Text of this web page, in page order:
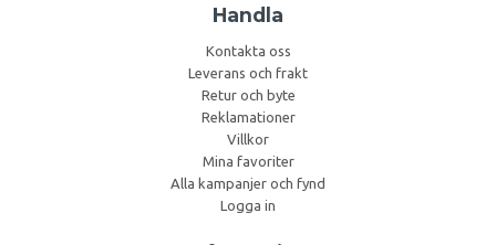
Handla
Kontakta oss
Leverans och frakt
Retur och byte
Reklamationer
Villkor
Mina favoriter
Alla kampanjer och fynd
Logga in